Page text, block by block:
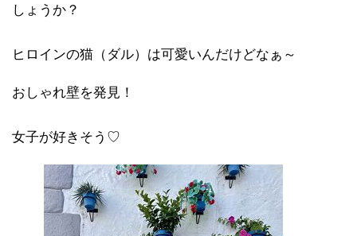
しょうか？
ヒロインの猫（ダル）は可愛いんだけどなぁ～
おしゃれ壁を発見！
女子が好きそう♡